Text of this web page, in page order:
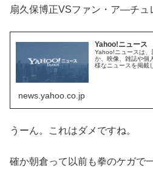
扇久保博正VSファン・ア―チュ
Yahoo!ニュース
Yahoo!ニュースは、
か、映像、雑誌や個
様なニュースを掲載
news.yahoo.co.jp
うーん。これはダメですね。
確か朝倉って以前も拳のケガで